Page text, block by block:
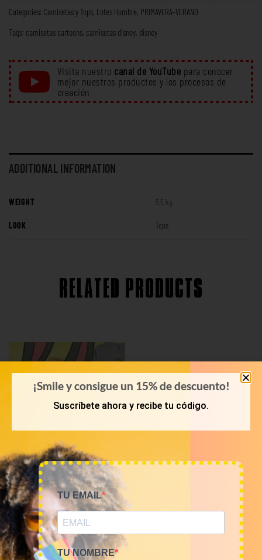
Categories: Camisetas y Tops Lotes Hombre PRIMAVERA-VERANO
Tags: camisetas cartoons camisetas disney disney
Visita nuestro canal de YouTube para conocer
mejor nuestros productos y los procesos de
creación
ADDITIONAL INFORMATION
WEIGHT 5,5 kg
LOOK Tops
RELATED PRODUCTS
KILOS
Mix camisetas Cartoons
9€/Kg
45,00€–180,00€ (sin IVA)
¡Smile y consigue un 15% de descuento!
Suscríbete ahora y recibe tu código.
TU EMAIL
TU NOMBRE